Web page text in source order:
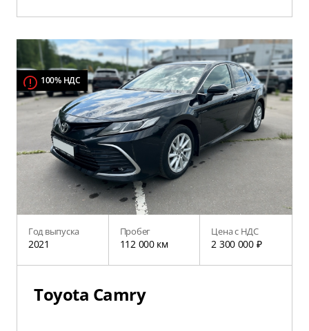
100% НДС
Год выпуска
2021
Пробег
112 000 км
Цена с НДС
2 300 000 ₽
Toyota Camry